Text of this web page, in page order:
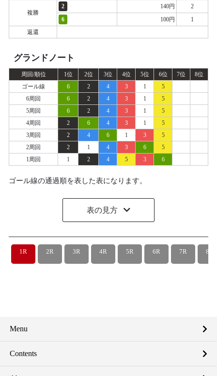
複勝
2 140円
2
6
100円
1
返還
グランドノート
周回/順位 1位 2位 3位 4位 5位 6位 7位
8位
ゴール線
6 2 4 3 1
5
6周回
6 2 4 3 1
5
5周回
6 2 4 3 1
5
4周回
2 6 4 3 1
5
3周回
2 4 6 1 3
5
2周回
2 1 4 3 6
5
1周回
1 2 4 5 3 6
ゴール線の通過順を表した表になります。
表の見方
1R 2R 3R 4R 5R 6R 7R 8R
Menu
Contents